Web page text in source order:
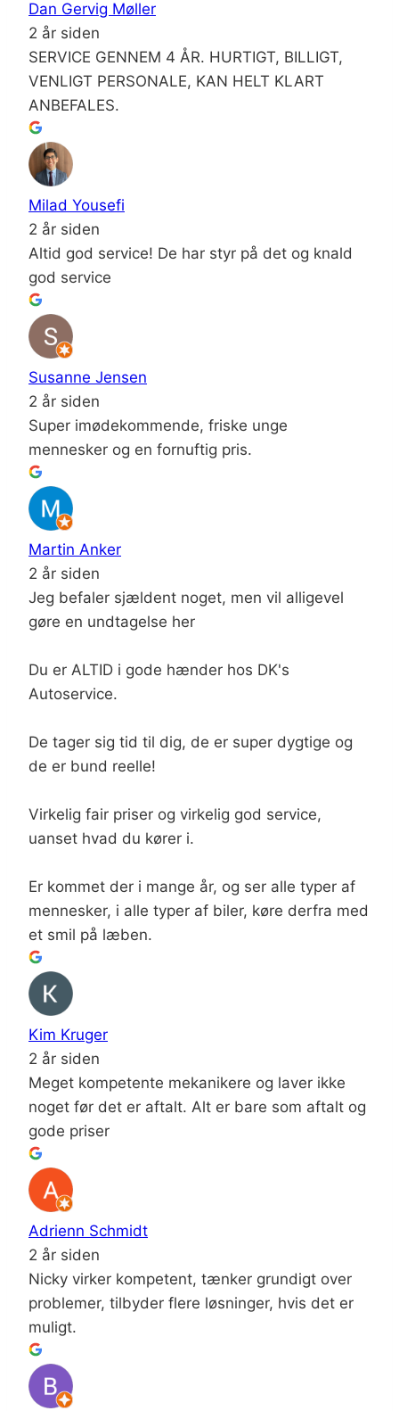
Dan Gervig Møller
2 år siden
SERVICE GENNEM 4 ÅR. HURTIGT, BILLIGT,
VENLIGT PERSONALE, KAN HELT KLART
ANBEFALES.
Milad Yousefi
2 år siden
Altid god service! De har styr på det og knald
god service
Susanne Jensen
2 år siden
Super imødekommende, friske unge
mennesker og en fornuftig pris.
Martin Anker
2 år siden
Jeg befaler sjældent noget, men vil alligevel
gøre en undtagelse her
Du er ALTID i gode hænder hos DK's
Autoservice.
De tager sig tid til dig, de er super dygtige og
de er bund reelle!
Virkelig fair priser og virkelig god service,
uanset hvad du kører i.
Er kommet der i mange år, og ser alle typer af
mennesker, i alle typer af biler, køre derfra med
et smil på læben.
Kim Kruger
2 år siden
Meget kompetente mekanikere og laver ikke
noget før det er aftalt. Alt er bare som aftalt og
gode priser
Adrienn Schmidt
2 år siden
Nicky virker kompetent, tænker grundigt over
problemer, tilbyder flere løsninger, hvis det er
muligt.